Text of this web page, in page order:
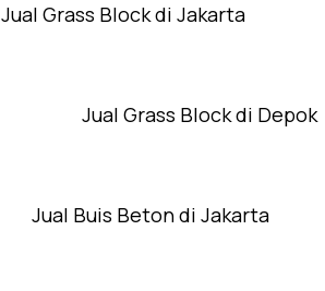
Jual Grass Block di Jakarta
Jual Grass Block di Depok
Jual Buis Beton di Jakarta